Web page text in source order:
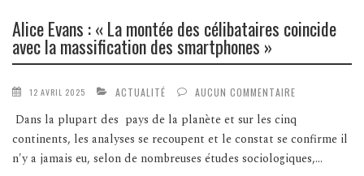
Alice Evans : « La montée des célibataires coincide
avec la massification des smartphones »
12 AVRIL 2025 ACTUALITÉ AUCUN COMMENTAIRE
Dans la plupart des pays de la planète et sur les cinq
continents, les analyses se recoupent et le constat se confirme il
n'y a jamais eu, selon de nombreuses études sociologiques,...